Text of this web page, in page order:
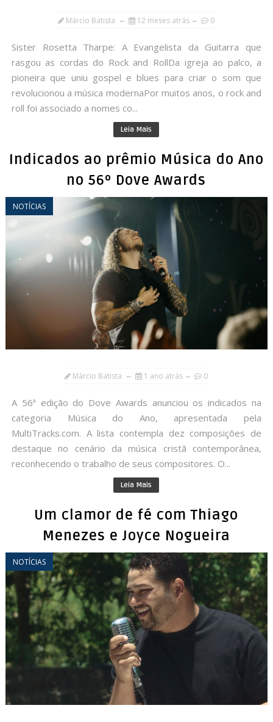
Márcio Batista 12 meses atrás 0
Sister Rosetta Tharpe: A Evangelista da Guitarra que
rasgou as cordas do Rock and RollDa igreja ao palco, a
pioneira que uniu gospel e blues para criar o som que
revolucionou a música modernaPor muitos anos, o rock and
roll foi associado a nomes co...
Leia Mais
Indicados ao prêmio Música do Ano
no 56º Dove Awards
NOTÍCIAS
Márcio Batista 1 ano atrás 0
A 56ª edição do Dove Awards anunciou os indicados na
categoria Música do Ano, apresentada pela
MultiTracks.com. A lista contempla dez composições de
destaque no cenário da música cristã contemporânea,
reconhecendo o trabalho de seus compositores. O...
Leia Mais
Um clamor de fé com Thiago
Menezes e Joyce Nogueira
NOTÍCIAS